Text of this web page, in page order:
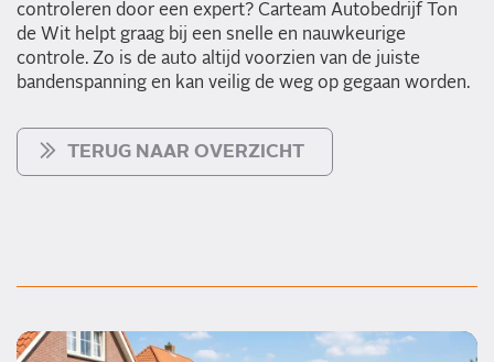
controleren door een expert? Carteam Autobedrijf Ton
de Wit helpt graag bij een snelle en nauwkeurige
controle. Zo is de auto altijd voorzien van de juiste
bandenspanning en kan veilig de weg op gegaan worden.
TERUG NAAR OVERZICHT